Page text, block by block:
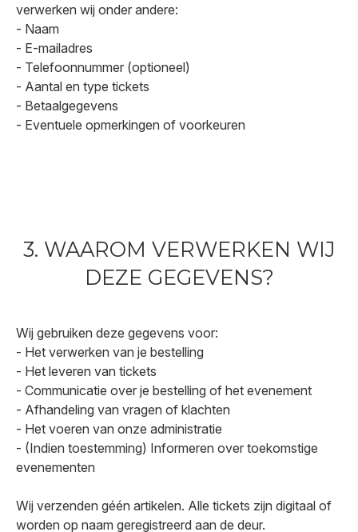
verwerken wij onder andere:
- Naam
- E-mailadres
- Telefoonnummer (optioneel)
- Aantal en type tickets
- Betaalgegevens
- Eventuele opmerkingen of voorkeuren
3. WAAROM VERWERKEN WIJ
DEZE GEGEVENS?
Wij gebruiken deze gegevens voor:
- Het verwerken van je bestelling
- Het leveren van tickets
- Communicatie over je bestelling of het evenement
- Afhandeling van vragen of klachten
- Het voeren van onze administratie
- (Indien toestemming) Informeren over toekomstige
evenementen
Wij verzenden géén artikelen. Alle tickets zijn digitaal of
worden op naam geregistreerd aan de deur.